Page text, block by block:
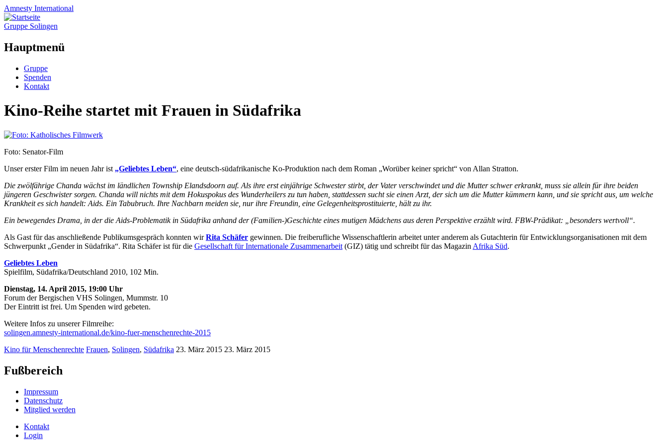
Amnesty International
Gruppe Solingen
Hauptmenü
Zum
Inhalt
springen
Gruppe
Spenden
Kontakt
Kino-Reihe startet mit Frauen in Südafrika
Foto: Senator-Film
Unser erster Film im neuen Jahr ist „Geliebtes Leben“, eine deutsch-südafrikanische Ko-Produktion nach dem Roman „Worüber keiner spricht“ von Allan Stratton.
Die zwölfährige Chanda wächst im ländlichen Township Elandsdoorn auf. Als ihre erst einjährige Schwester stirbt, der Vater verschwindet und die Mutter schwer erkrankt, muss sie allein für ihre beiden
jüngeren Geschwister sorgen. Chanda will nichts mit dem Hokuspokus des Wunderheilers zu tun haben, stattdessen sucht sie einen Arzt, der sich um die Mutter kümmern kann, und sie spricht aus, um welche
Krankheit es sich handelt: Aids. Ein Tabubruch. Ihre Nachbarn meiden sie, nur ihre Freundin, eine Gelegenheitsprostituierte, hält zu ihr.
Ein bewegendes Drama, in der die Aids-Problematik in Südafrika anhand der (Familien-)Geschichte eines mutigen Mädchens aus deren Perspektive erzählt wird. FBW-Prädikat: „besonders wertvoll“.
Als Gast für das anschließende Publikumsgespräch konnten wirRita Schäfer gewinnen. Die freiberufliche Wissenschaftlerin arbeitet unter anderem als Gutachterin für Entwicklungsorganisationen mit dem
Schwerpunkt „Gender in Südafrika“. Rita Schäfer ist für die Gesellschaft für Internationale Zusammenarbeit (GIZ) tätig und schreibt für das Magazin Afrika Süd.
Geliebtes Leben
Spielfilm, Südafrika/Deutschland 2010, 102 Min.
Dienstag, 14. April 2015, 19:00 Uhr
Forum der Bergischen VHS Solingen, Mummstr. 10
Der Eintritt ist frei. Um Spenden wird gebeten.
Weitere Infos zu unserer Filmreihe:
solingen.amnesty-international.de/kino-fuer-menschenrechte-2015
Kino für Menschenrechte Frauen, Solingen, Südafrika 23. März 2015 23. März 2015
Fußbereich
Impressum
Datenschutz
Mitglied werden
Kontakt
Login